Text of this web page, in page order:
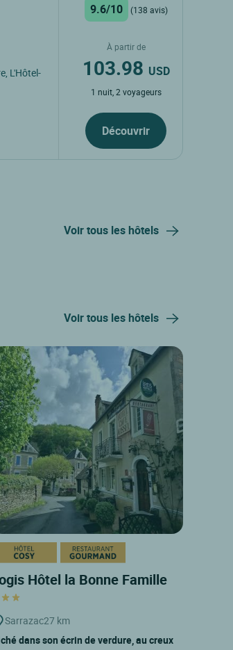
L'Hôtel-
9.6/10 (138 avis)
À partir de
103.98 USD
1 nuit, 2 voyageurs
Découvrir
Voir tous les hôtels
Voir tous les hôtels
Hôtel la Bonne Famille
Sarrazac27 km
dans son écrin de verdure, au creux